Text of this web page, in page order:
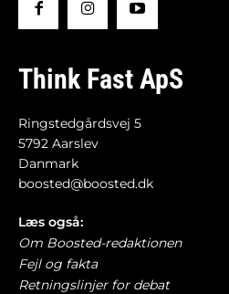
Think Fast ApS
Ringstedgårdsvej 5
5792 Aarslev
Danmark
boosted@boosted.dk
Læs også:
Om Boosted-redaktionen
Fejl og fakta
Retningslinjer for debat